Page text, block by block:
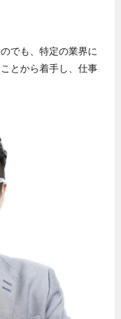
でも、特定の業界に
とから着手し、仕事